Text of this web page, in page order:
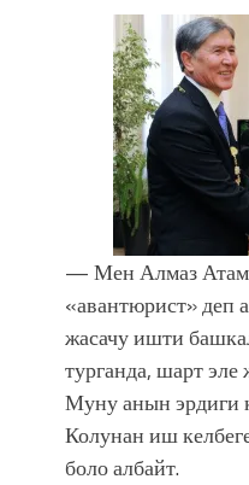
— Мен Алмаз
«авантюрист» деп
жасачу ишти
турганда, шарт
Муну анын эрдиги
Колунан иш
боло албайт.